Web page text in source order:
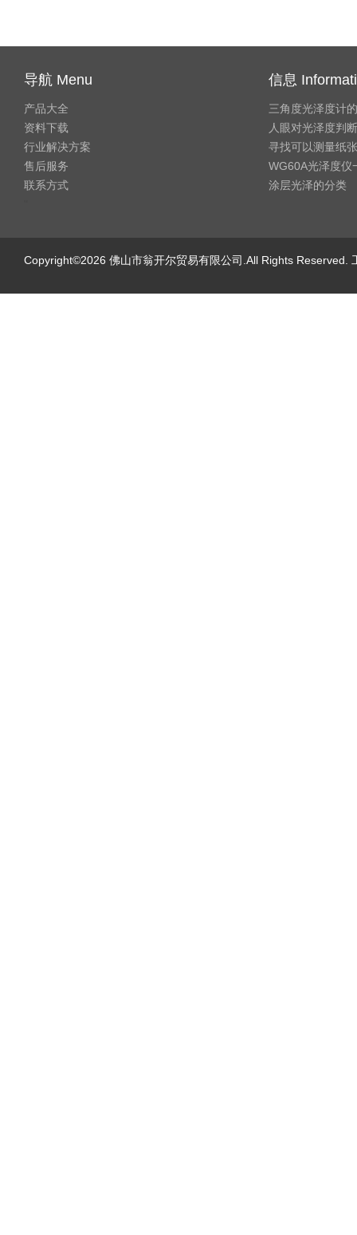
导航 Menu
产品大全
资料下载
行业解决方案
售后服务
联系方式
信息
三角度光泽度计
人眼对光泽度判断
寻找可以测量纸
WG60A光泽度仪
涂层光泽的分类
Copyright©2026 佛山市翁开尔贸易有限公司.All Rights Reserved.